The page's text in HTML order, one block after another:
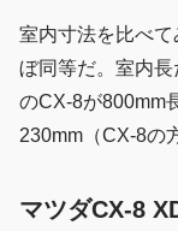
室内寸法を比べ
ぼ同等だ。室内
のCX-8が800mm
230mm（CX-8の
マツダCX-8